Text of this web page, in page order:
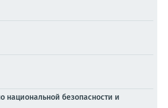
национальной безопасности и